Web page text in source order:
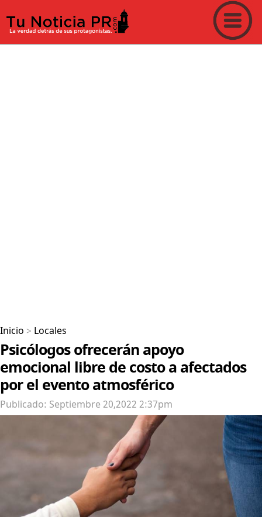
Inicio > Locales
Psicólogos ofrecerán apoyo
emocional libre de costo a afectados
por el evento atmosférico
Publicado: Septiembre 20,2022 2:37pm